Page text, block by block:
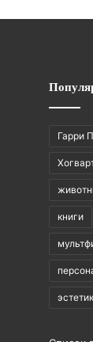
Гарри
книги